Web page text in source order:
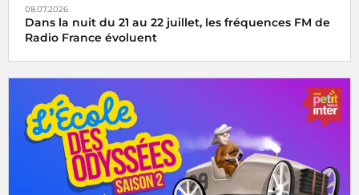
08.07.2026
Dans la nuit du 21 au 22 juillet, les fréquences FM de
Radio France évoluent